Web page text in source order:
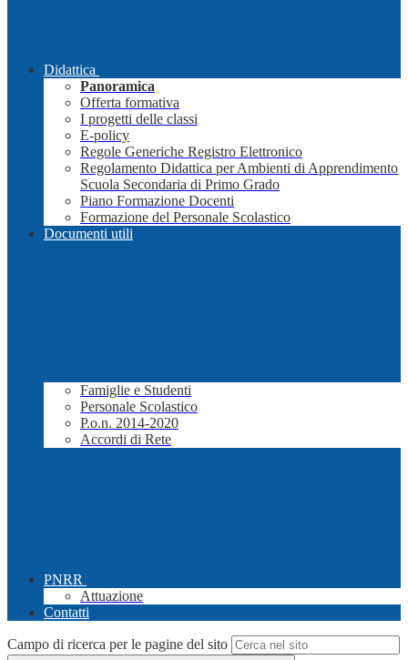
Didattica
Panoramica
Offerta formativa
I progetti delle classi
E-policy
Regole Generiche Registro Elettronico
Regolamento Didattica per Ambienti di Apprendimento
Scuola Secondaria di Primo Grado
Piano Formazione Docenti
Formazione del Personale Scolastico
Documenti utili
Famiglie e Studenti
Personale Scolastico
P.o.n. 2014-2020
Accordi di Rete
PNRR
Attuazione
Contatti
Campo di ricerca per le pagine del sito